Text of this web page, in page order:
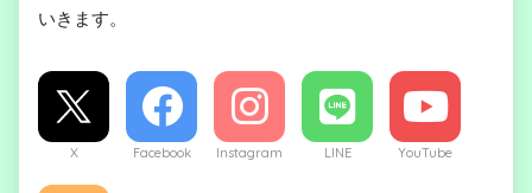
いきます。
X Facebook Instagram LINE YouTube